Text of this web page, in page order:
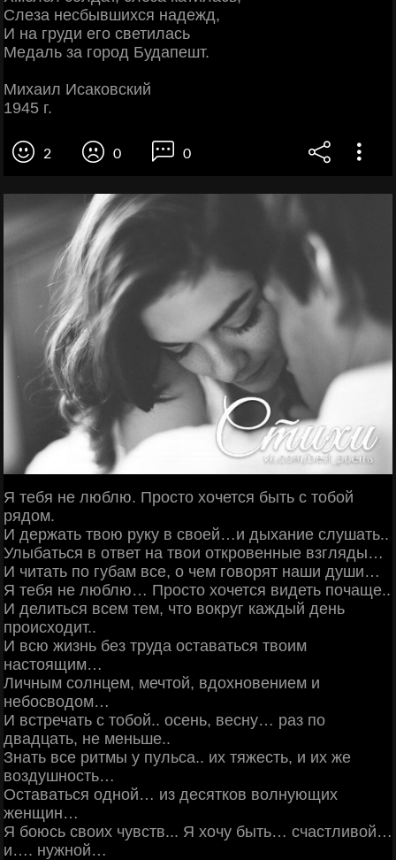
Слеза несбывшихся надежд,
И на груди его светилась
Медаль за город Будапешт.
Михаил Исаковский
1945 г.
2 0 0
Я тебя не люблю. Просто хочется быть с тобой
рядом.
И держать твою руку в своей…и дыхание слушать..
Улыбаться в ответ на твои откровенные взгляды…
И читать по губам все, о чем говорят наши души…
Я тебя не люблю… Просто хочется видеть почаще..
И делиться всем тем, что вокруг каждый день
происходит..
И всю жизнь без труда оставаться твоим
настоящим…
Личным солнцем, мечтой, вдохновением и
небосводом…
И встречать с тобой.. осень, весну… раз по
двадцать, не меньше..
Знать все ритмы у пульса.. их тяжесть, и их же
воздушность…
Оставаться одной… из десятков волнующих
женщин…
Я боюсь своих чувств... Я хочу быть… счастливой…
и…. нужной…